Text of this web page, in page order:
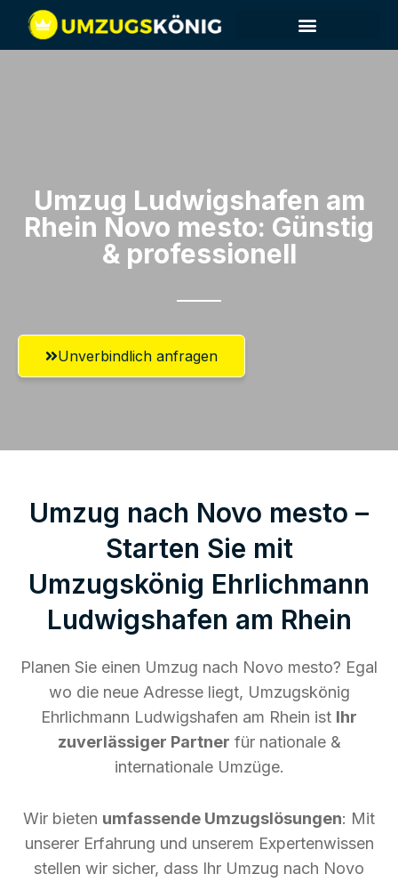
Umzug Ludwigshafen am
Rhein​ Novo mesto: Günstig
& professionell​
Unverbindlich anfragen
Umzug nach Novo mesto –
Starten Sie mit
Umzugskönig Ehrlichmann
Ludwigshafen am Rhein
Planen Sie einen Umzug nach Novo mesto? Egal
wo die neue Adresse liegt, Umzugskönig
Ehrlichmann Ludwigshafen am Rhein ist Ihr
zuverlässiger Partner für nationale &
internationale Umzüge.
Wir bieten umfassende Umzugslösungen: Mit
unserer Erfahrung und unserem Expertenwissen
stellen wir sicher, dass Ihr Umzug nach Novo